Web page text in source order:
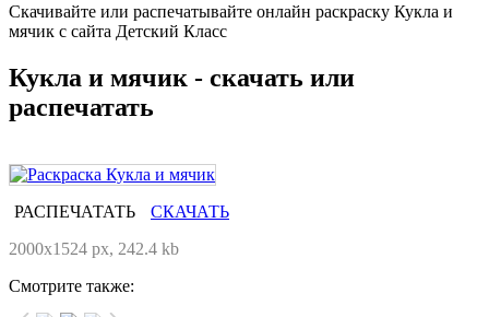
Скачивайте или распечатывайте онлайн раскраску Кукла и
мячик с сайта Детский Класс
Кукла и мячик - скачать или
распечатать
РАСПЕЧАТАТЬ
СКАЧАТЬ
2000x1524 px, 242.4 kb
Смотрите также: